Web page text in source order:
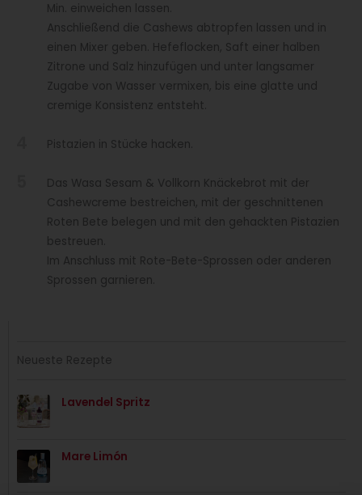
Min. einweichen lassen.
Anschließend die Cashews abtropfen lassen und in
einen Mixer geben. Hefeflocken, Saft einer halben
Zitrone und Salz hinzufügen und unter langsamer
Zugabe von Wasser vermixen, bis eine glatte und
cremige Konsistenz entsteht.
Pistazien in Stücke hacken.
Das Wasa Sesam & Vollkorn Knäckebrot mit der
Cashewcreme bestreichen, mit der geschnittenen
Roten Bete belegen und mit den gehackten Pistazien
bestreuen.
Im Anschluss mit Rote-Bete-Sprossen oder anderen
Sprossen garnieren.
Neueste Rezepte
Lavendel Spritz
Mare Limón